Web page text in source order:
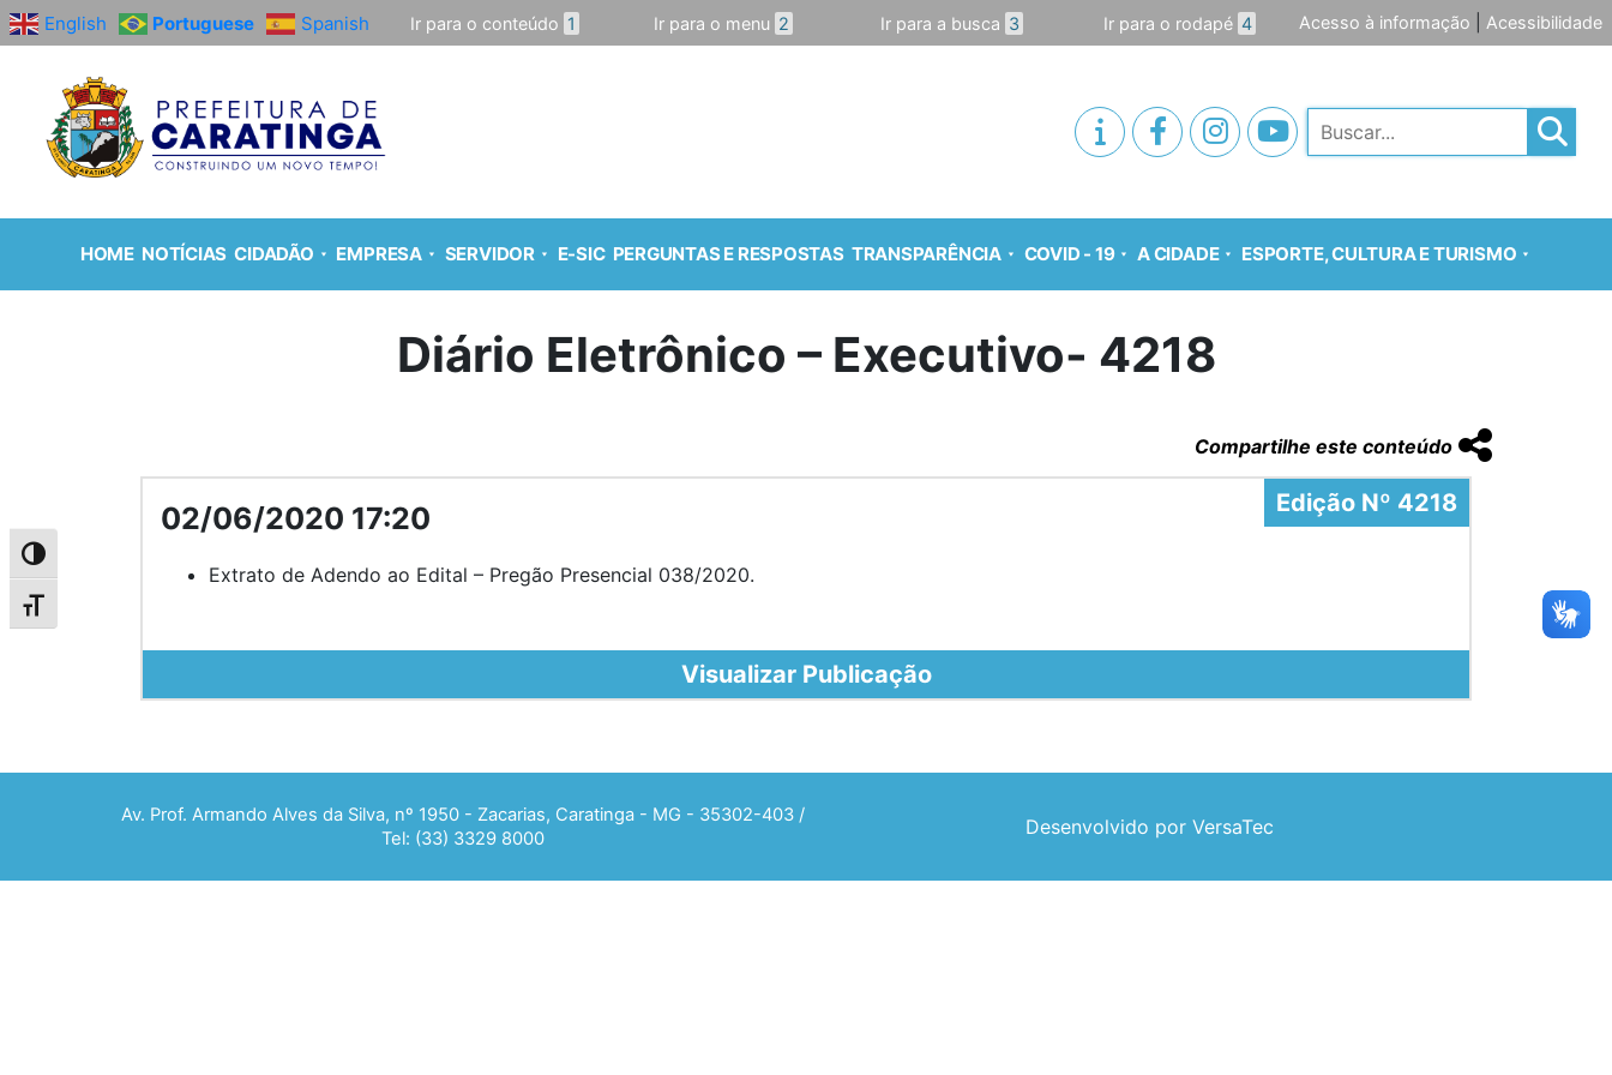
Alternar alto contraste
Alternar tamanho da fonte
English Portuguese Spanish Ir para o conteúdo 1 Ir para o menu 2 Ir para a busca 3 Ir para o rodapé 4 Acesso à informação Acessibilidade
Pesquisar
HOME NOTÍCIAS CIDADÃO EMPRESA SERVIDOR E-SIC PERGUNTAS E RESPOSTAS TRANSPARÊNCIA COVID - 19 A CIDADE ESPORTE, CULTURA E TURISMO
Diário Eletrônico – Executivo- 4218
Compartilhe este conteúdo
Edição Nº 4218
02/06/2020 17:20
Extrato de Adendo ao Edital – Pregão Presencial 038/2020.
Visualizar Publicação
Av. Prof. Armando Alves da Silva, nº 1950 - Zacarias, Caratinga - MG - 35302-403 /
Tel: (33) 3329 8000
Desenvolvido por VersaTec